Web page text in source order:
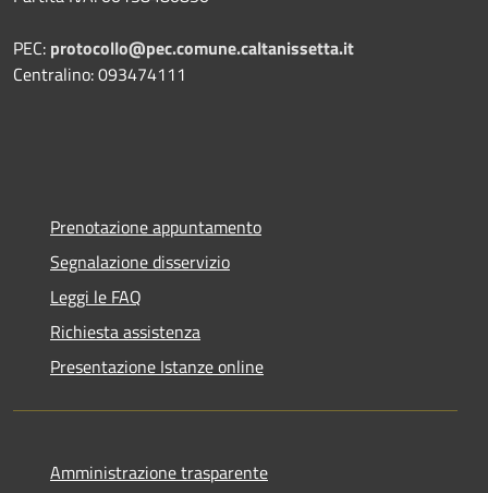
PEC: protocollo@pec.comune.caltanissetta.it
Centralino: 093474111
Prenotazione appuntamento
Segnalazione disservizio
Leggi le FAQ
Richiesta assistenza
Presentazione Istanze online
Amministrazione trasparente